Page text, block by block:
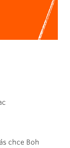
chce Boh